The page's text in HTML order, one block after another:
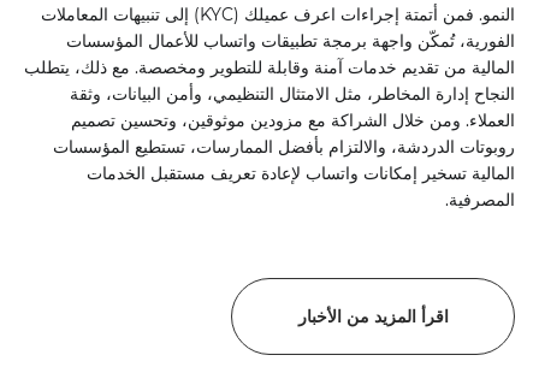
النمو. فمن أتمتة إجراءات اعرف عميلك (KYC) إلى تنبيهات المعاملات
الفورية، تُمكّن واجهة برمجة تطبيقات واتساب للأعمال المؤسسات
المالية من تقديم خدمات آمنة وقابلة للتطوير ومخصصة. مع ذلك، يتطلب
النجاح إدارة المخاطر، مثل الامتثال التنظيمي، وأمن البيانات، وثقة
العملاء. ومن خلال الشراكة مع مزودين موثوقين، وتحسين تصميم
روبوتات الدردشة، والالتزام بأفضل الممارسات، تستطيع المؤسسات
المالية تسخير إمكانات واتساب لإعادة تعريف مستقبل الخدمات
المصرفية.
اقرأ المزيد من الأخبار